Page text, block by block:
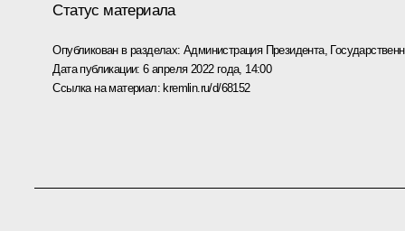
Статус материала
Опубликован в разделах: Администрация Президента,
Дата публикации:6 апреля 2022 года, 14:00
Ссылка на материал: kremlin.ru/d/68152